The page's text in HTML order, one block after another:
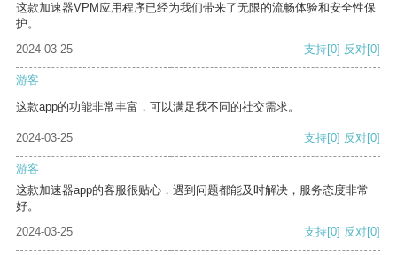
这款加速器VPM应用程序已经为我们带来了无限的流畅体验和安全性保
护。
2024-03-25
支持[0] 反对[0]
游客
这款app的功能非常丰富，可以满足我不同的社交需求。
2024-03-25 支持[0] 反对[0]
游客
这款加速器app的客服很贴心，遇到问题都能及时解决，服务态度非常
好。
2024-03-25
支持[0] 反对[0]